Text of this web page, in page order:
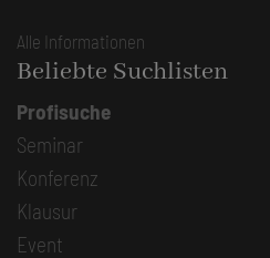
Alle Informationen
Beliebte Suchlisten
Profisuche
Seminar
Konferenz
Klausur
Event